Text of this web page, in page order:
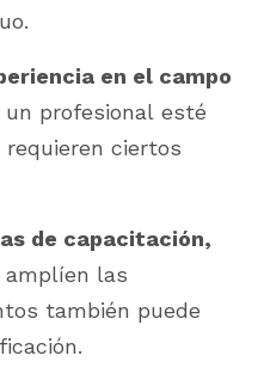
en el campo
profesional esté
ciertos
de capacitación,
amplíen las
también puede